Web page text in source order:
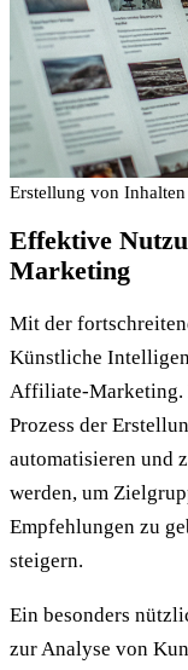
Erstellung von
Effektive
Marketing
Mit der
Künstliche
Affiliate-Marketing.
Prozess der
automatisieren und
werden, um
Empfehlungen zu
steigern.
Ein besonders
zur Analyse von